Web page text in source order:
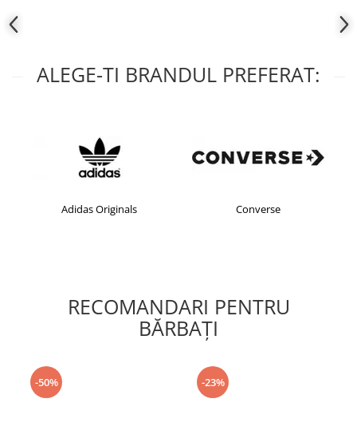
ALEGE-TI BRANDUL PREFERAT:
Adidas Originals Converse
RECOMANDARI PENTRU
BĂRBAŢI
-50% -23%